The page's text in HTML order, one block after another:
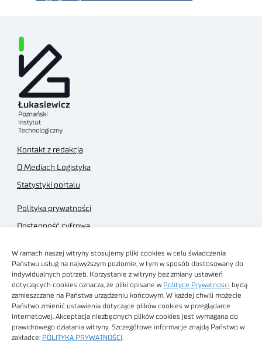
W ramach naszej witryny stosujemy pliki cookies w celu świadczenia
Państwu usług na najwyższym poziomie, w tym w sposób dostosowany do
indywidualnych potrzeb. Korzystanie z witryny bez zmiany ustawień
dotyczących cookies oznacza, że pliki opisane w Polityce Prywatności będą
zamieszczane na Państwa urządzeniu końcowym. W każdej chwili możecie
Państwo zmienić ustawienia dotyczące plików cookies w przeglądarce
internetowej. Akceptacja niezbędnych plików cookies jest wymagana do
prawidłowego działania witryny. Szczegółowe informacje znajdą Państwo w
zakładce: POLITYKA PRYWATNOŚCI
Kontakt z redakcją
O Mediach Logistyka
Statystyki portalu
Polityka prywatności
Dostępność cyfrowa
Regulamin sklepu
Obrazy stockowe
autorstwa